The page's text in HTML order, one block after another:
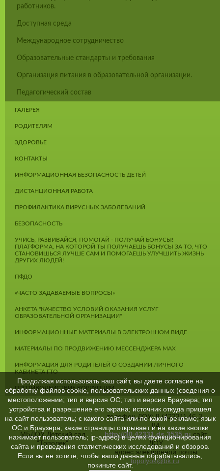
работников.
Доступная среда
Международное сотрудничество
Образовательные стандарты и требования
Организация питания в образовательной организации.
Педагогический состав
ГАЛЕРЕЯ
РОДИТЕЛЯМ
ЗДОРОВЬЕ
КОНТАКТЫ
ИНФОРМАЦИОННАЯ БЕЗОПАСНОСТЬ ДЕТЕЙ
ДИСТАНЦИОННАЯ РАБОТА
ПРОФИЛАКТИКА ВИРУСНЫХ ЗАБОЛЕВАНИЙ
БЕЗОПАСНОСТЬ
УЧИСЬ, РАЗВИВАЙСЯ, ПОМОГАЙ - ПОЛУЧАЙ БОНУСЫ!
ПЛАТФОРМА, НА КОТОРОЙ ТЫ ПОЛУЧАЕШЬ БОНУСЫ ЗА ТО, ЧТО
СТАНОВИШЬСЯ ЛУЧШЕ САМ И ПОМОГАЕШЬ УЛУЧШИТЬ ЖИЗНЬ
ДРУГИХ ЛЮДЕЙ!
ПФДО
«ЧАСТО ЗАДАВАЕМЫЕ ВОПРОСЫ»
АНКЕТА "КАЧЕСТВО УСЛОВИЙ ОКАЗАНИЯ УСЛУГ
ОБРАЗОВАТЕЛЬНОЙ ОРГАНИЗАЦИИ"
ИНФОРМАЦИОННЫЕ МАТЕРИАЛЫ В ЭЛЕКТРОННОМ ВИДЕ
МАТЕРИАЛЫ ПО ПРОДВИЖЕНИЮ МЕССЕНДЖЕРА MAX
ИНФОРМАЦИЯ ДЛЯ РОДИТЕЛЕЙ О СОЗДАНИИ ЛИЧНОГО
КАБИНЕТА ГТО
ПРОТИВОДЕЙСТВИЕ КОРРУПЦИИ
МБДОУ Детский сад
"Тополек"
телефон ДОУ: 8 (42331) 46-3-
84
http://30.42331.ds.3535.ru сайт
ДОУ
адрес электронной почты
topolyok@bk.ru
Продолжая использовать наш сайт, вы даете согласие на
обработку файлов cookie, пользовательских данных (сведения о
местоположении; тип и версия ОС; тип и версия Браузера; тип
устройства и разрешение его экрана; источник откуда пришел
на сайт пользователь; с какого сайта или по какой рекламе; язык
ОС и Браузера; какие страницы открывает и на какие кнопки
нажимает пользователь; ip-адрес) в целях функционирования
сайта и проведения статистических исследований и обзоров.
Если вы не хотите, чтобы ваши данные обрабатывались,
покиньте сайт.